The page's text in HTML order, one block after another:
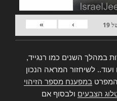
19
›
»
במהלך השנים כמו רנגייד,
ועוד.. לשיחזור המראה הנכון
המפרט במפענח מספר הזיהוי
הצבעים ולבסוף אם